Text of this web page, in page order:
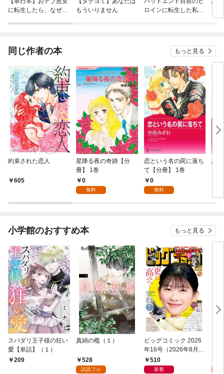
に転生したら、なぜか
もういりません
ロインに転生した私、
同じ作者の本 もっと見る
約束された恋人
605
星降る夜の奇跡【分
冊】 1巻
0
無料
恋という名の罠に落ち
て【分冊】 1巻
0
無料
恋
て
小学館のおすすめ本 もっと見る
スパダリ王子様の狂い
愛【単話】（１）
209
真綿の檻（１）
528
試読フル
ビッグコミック 2026
年16号（2026年8月7
日発売）
510
新着